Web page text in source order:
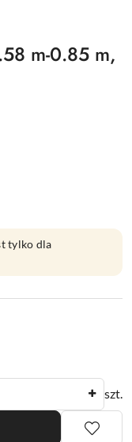
m-0.85 m,
tylko dla
szt.